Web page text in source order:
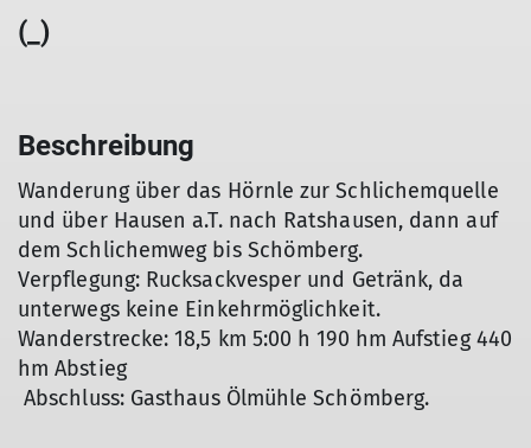
(_)
Beschreibung
Wanderung über das Hörnle zur Schlichemquelle
und über Hausen a.T. nach Ratshausen, dann auf
dem Schlichemweg bis Schömberg.
Verpflegung: Rucksackvesper und Getränk, da
unterwegs keine Einkehrmöglichkeit.
Wanderstrecke: 18,5 km 5:00 h 190 hm Aufstieg 440
hm Abstieg
Abschluss: Gasthaus Ölmühle Schömberg.